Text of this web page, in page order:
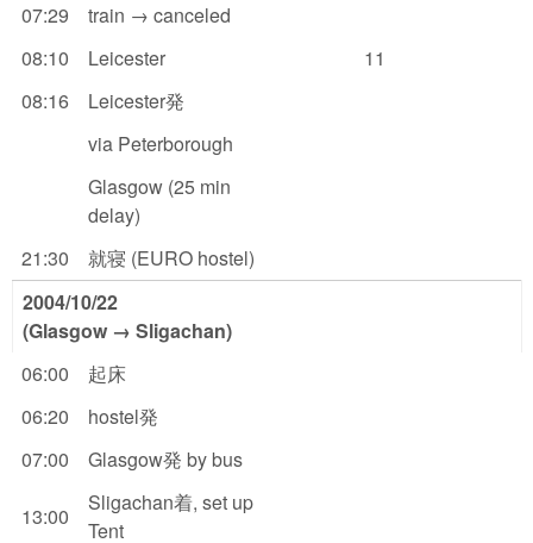
07:29
train → canceled
08:10
Leicester
11
08:16
Leicester発
via Peterborough
Glasgow (25 min
delay)
21:30
就寝 (EURO hostel)
2004/10/22
(Glasgow → Sligachan)
06:00
起床
06:20
hostel発
07:00
Glasgow発 by bus
13:00
Sligachan着, set up
Tent